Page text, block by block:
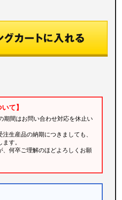
て】
期間はお問い合わせ対応を休止い
生産品の納期につきましても、
す。
、何卒ご理解のほどよろしくお願